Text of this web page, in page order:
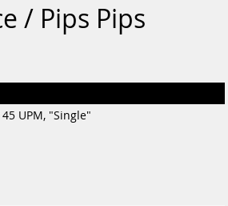
/ Pips Pips
UPM, "Single"